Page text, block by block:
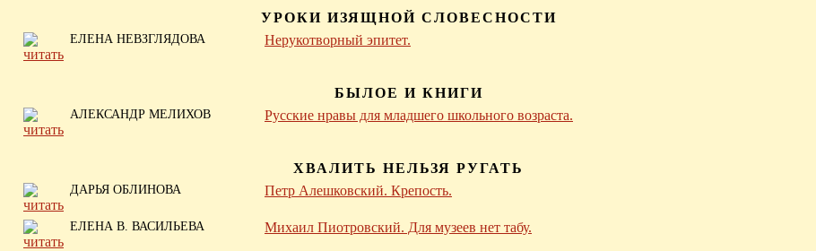
УРОКИ ИЗЯЩНОЙ СЛОВЕСНОСТИ
ЕЛЕНА НЕВЗГЛЯДОВА Нерукотворный эпитет.
БЫЛОЕ И КНИГИ
АЛЕКСАНДР МЕЛИХОВ Русские нравы для младшего школьного возраста.
ХВАЛИТЬ НЕЛЬЗЯ РУГАТЬ
ДАРЬЯ ОБЛИНОВА Петр Алешковский. Крепость.
ЕЛЕНА В. ВАСИЛЬЕВА Михаил Пиотровский. Для музеев нет табу.